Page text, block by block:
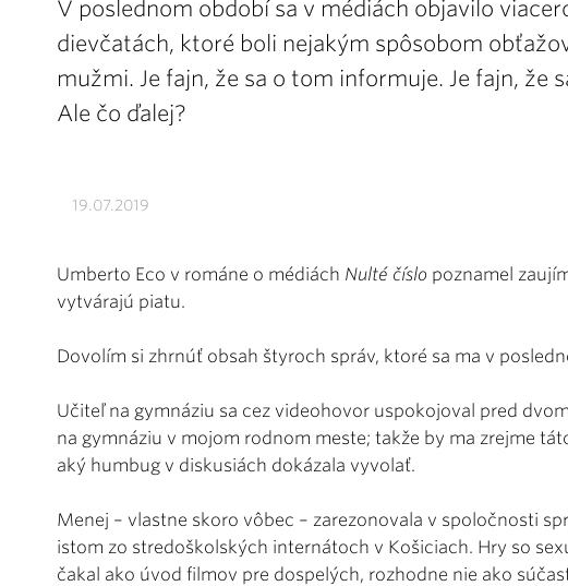
V poslednom období sa v médiách objavilo
dievčatách, ktoré boli nejakým spôsobom
mužmi. Je fajn, že sa o tom informuje. Je fajn, že
Ale čo ďalej?
19.07.2019
Umberto Eco v románe o médiách Nulté číslo poznamel
vytvárajú piatu.
Dovolím si zhrnúť obsah štyroch správ, ktoré sa ma v
Učiteľ na gymnáziu sa cez videohovor uspokojoval pred
na gymnáziu v mojom rodnom meste; takže by ma zrejme
aký humbug v diskusiách dokázala vyvolať.
Menej – vlastne skoro vôbec – zarezonovala v spoločnosti
istom zo stredoškolských internátoch v Košiciach. Hry so
čakal ako úvod filmov pre dospelých, rozhodne nie ako